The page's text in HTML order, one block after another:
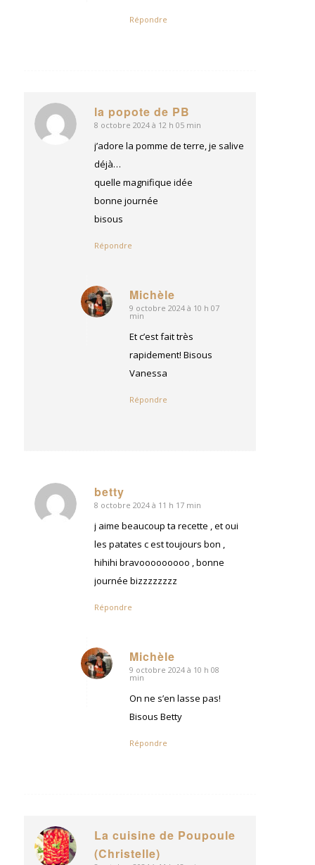
Répondre
la popote de PB
dit
:
8 octobre 2024 à 12 h 05 min
j’adore la pomme de terre, je salive
déjà…
quelle magnifique idée
bonne journée
bisous
Répondre
Michèle
dit
9 octobre 2024 à 10 h 07
min
Et c’est fait très
rapidement! Bisous
Vanessa
Répondre
betty
dit
:
8 octobre 2024 à 11 h 17 min
j aime beaucoup ta recette , et oui
les patates c est toujours bon ,
hihihi bravooooooooo , bonne
journée bizzzzzzzz
Répondre
Michèle
dit
9 octobre 2024 à 10 h 08
min
On ne s’en lasse pas!
Bisous Betty
Répondre
La cuisine de Poupoule
(Christelle)
dit